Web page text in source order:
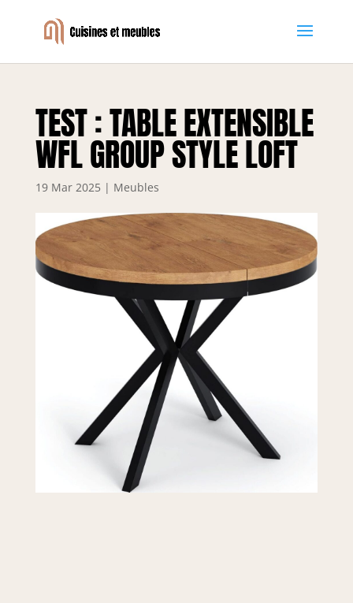
TEST : TABLE EXTENSIBLE
WFL GROUP STYLE LOFT
19 Mar 2025 | Meubles